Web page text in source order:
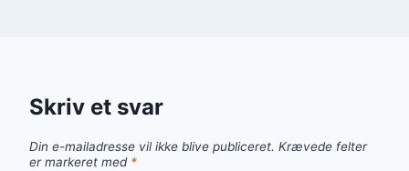
Skriv et svar
Din e-mailadresse vil ikke blive publiceret. Krævede felter
er markeret med *